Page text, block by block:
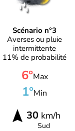
Scénario n°3
Averses ou pluie
intermittente
11% de probabilité
6°Max
1°Min
30 km/h
Sud